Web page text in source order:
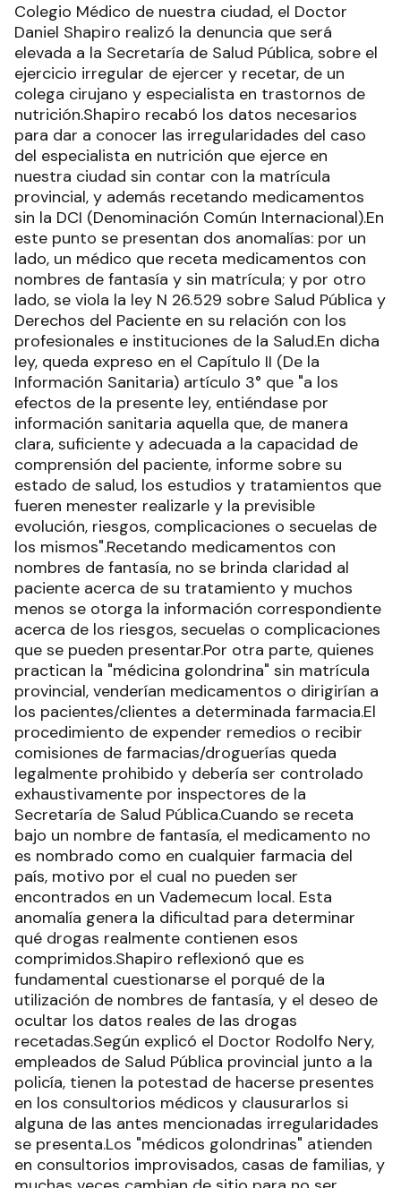
Colegio Médico de nuestra ciudad, el Doctor
Daniel Shapiro realizó la denuncia que será
elevada a la Secretaría de Salud Pública, sobre el
ejercicio irregular de ejercer y recetar, de un
colega cirujano y especialista en trastornos de
nutrición.Shapiro recabó los datos necesarios
para dar a conocer las irregularidades del caso
del especialista en nutrición que ejerce en
nuestra ciudad sin contar con la matrícula
provincial, y además recetando medicamentos
sin la DCI (Denominación Común Internacional).En
este punto se presentan dos anomalías: por un
lado, un médico que receta medicamentos con
nombres de fantasía y sin matrícula; y por otro
lado, se viola la ley N 26.529 sobre Salud Pública y
Derechos del Paciente en su relación con los
profesionales e instituciones de la Salud.En dicha
ley, queda expreso en el Capítulo II (De la
Información Sanitaria) artículo 3° que "a los
efectos de la presente ley, entiéndase por
información sanitaria aquella que, de manera
clara, suficiente y adecuada a la capacidad de
comprensión del paciente, informe sobre su
estado de salud, los estudios y tratamientos que
fueren menester realizarle y la previsible
evolución, riesgos, complicaciones o secuelas de
los mismos".Recetando medicamentos con
nombres de fantasía, no se brinda claridad al
paciente acerca de su tratamiento y muchos
menos se otorga la información correspondiente
acerca de los riesgos, secuelas o complicaciones
que se pueden presentar.Por otra parte, quienes
practican la "médicina golondrina" sin matrícula
provincial, venderían medicamentos o dirigirían a
los pacientes/clientes a determinada farmacia.El
procedimiento de expender remedios o recibir
comisiones de farmacias/droguerías queda
legalmente prohibido y debería ser controlado
exhaustivamente por inspectores de la
Secretaría de Salud Pública.Cuando se receta
bajo un nombre de fantasía, el medicamento no
es nombrado como en cualquier farmacia del
país, motivo por el cual no pueden ser
encontrados en un Vademecum local. Esta
anomalía genera la dificultad para determinar
qué drogas realmente contienen esos
comprimidos.Shapiro reflexionó que es
fundamental cuestionarse el porqué de la
utilización de nombres de fantasía, y el deseo de
ocultar los datos reales de las drogas
recetadas.Según explicó el Doctor Rodolfo Nery,
empleados de Salud Pública provincial junto a la
policía, tienen la potestad de hacerse presentes
en los consultorios médicos y clausurarlos si
alguna de las antes mencionadas irregularidades
se presenta.Los "médicos golondrinas" atienden
en consultorios improvisados, casas de familias, y